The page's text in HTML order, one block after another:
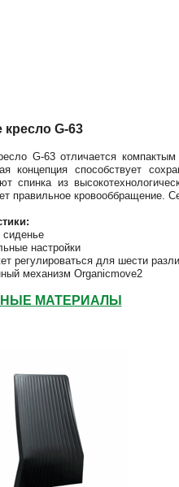
G-63
G-63 отличается
концепция способствует
спинка из
правильное кровооббращение.
сиденье
настройки
регулироваться для шести
механизм Organicmove2
МАТЕРИАЛЫ